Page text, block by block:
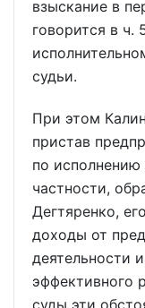
взыскание в
говорится в ч.
судьи.
При этом
пристав
по исполнению
частности,
Дегтяренко,
доходы от
деятельности
эффективного